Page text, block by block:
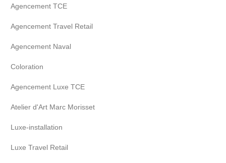
Agencement TCE
Agencement Travel Retail
Agencement Naval
Coloration
Agencement Luxe TCE
Atelier d'Art Marc Morisset
Luxe-installation
Luxe Travel Retail